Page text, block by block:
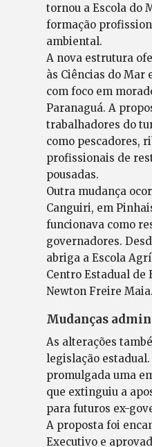
tornou a Escola do
formação
ambiental.
A nova estrutura
às Ciências do Mar
com foco em
Paranaguá. A
trabalhadores do
como pescadores,
profissionais de
pousadas.
Outra mudança
Canguiri, em
funcionava como
governadores.
abriga a Escola
Centro Estadual de
Newton Freire Maia.
Mudanças
As alterações
legislação estadual.
promulgada uma
que extinguiu a
para futuros ex-
A proposta foi
Executivo e